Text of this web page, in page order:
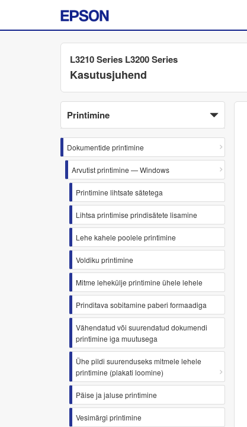
L3210 Series L3200 Series
Kasutusjuhend
Printimine
Dokumentide printimine
Arvutist printimine — Windows
Printimine lihtsate sätetega
Lihtsa printimise prindisätete lisamine
Lehe kahele poolele printimine
Voldiku printimine
Mitme lehekülje printimine ühele lehele
Prinditava sobitamine paberi formaadiga
Vähendatud või suurendatud dokumendi
printimine iga muutusega
Ühe pildi suurenduseks mitmele lehele
printimine (plakati loomine)
Päise ja jaluse printimine
Vesimärgi printimine